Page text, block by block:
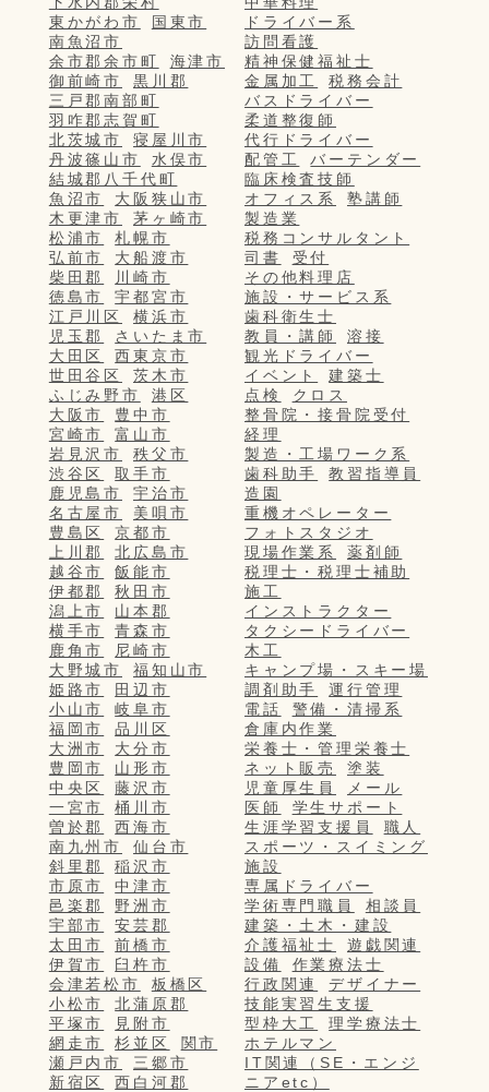
東かがわ市
国東市
南魚沼市
余市郡余市町
海津市
御前崎市
黒川郡
三戸郡南部町
羽咋郡志賀町
北茨城市
寝屋川市
丹波篠山市
水俣市
結城郡八千代町
魚沼市
大阪狭山市
木更津市
茅ヶ崎市
松浦市
札幌市
弘前市
大船渡市
柴田郡
川崎市
徳島市
宇都宮市
江戸川区
横浜市
児玉郡
さいたま市
大田区
西東京市
世田谷区
茨木市
ふじみ野市
港区
大阪市
豊中市
宮崎市
富山市
岩見沢市
秩父市
渋谷区
取手市
鹿児島市
宇治市
名古屋市
美唄市
豊島区
京都市
上川郡
北広島市
越谷市
飯能市
伊都郡
秋田市
潟上市
山本郡
横手市
青森市
鹿角市
尼崎市
大野城市
福知山市
姫路市
田辺市
小山市
岐阜市
福岡市
品川区
大洲市
大分市
豊岡市
山形市
中央区
藤沢市
一宮市
桶川市
曽於郡
西海市
南九州市
仙台市
斜里郡
稲沢市
市原市
中津市
邑楽郡
野洲市
宇部市
安芸郡
太田市
前橋市
伊賀市
臼杵市
会津若松市
板橋区
小松市
北蒲原郡
平塚市
見附市
網走市
杉並区
関市
瀬戸内市
三郷市
新宿区
西白河郡
ドライバー系
訪問看護
精神保健福祉士
金属加工
税務会計
バスドライバー
柔道整復師
代行ドライバー
配管工
バーテンダー
臨床検査技師
オフィス系
塾講師
製造業
税務コンサルタント
司書
受付
その他料理店
施設・サービス系
歯科衛生士
教員・講師
溶接
観光ドライバー
イベント
建築士
点検
クロス
整骨院・接骨院受付
経理
製造・工場ワーク系
歯科助手
教習指導員
造園
重機オペレーター
フォトスタジオ
現場作業系
薬剤師
税理士・税理士補助
施工
インストラクター
タクシードライバー
木工
キャンプ場・スキー場
調剤助手
運行管理
電話
警備・清掃系
倉庫内作業
栄養士・管理栄養士
ネット販売
塗装
児童厚生員
メール
医師
学生サポート
生涯学習支援員
職人
スポーツ・スイミング
施設
専属ドライバー
学術専門職員
相談員
建築・土木・建設
介護福祉士
遊戯関連
設備
作業療法士
行政関連
デザイナー
技能実習生支援
型枠大工
理学療法士
ホテルマン
IT関連（SE・エンジ
ニアetc）